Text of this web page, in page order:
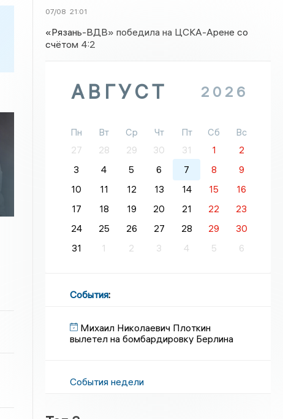
07/08 21:01
«Рязань-ВДВ» победила на ЦСКА-Арене со
счётом 4:2
АВГУСТ 2026
Пн Вт Ср Чт Пт Сб
Вс
27
28 29 30 31 1
2
3
4 5 6 7 8
9
10
11 12 13 14 15
16
17
18 19 20 21 22
23
24
25 26 27 28 29
30
31
1 2 3 4 5 6
События:
Михаил Николаевич Плоткин
вылетел на бомбардировку Берлина
События недели